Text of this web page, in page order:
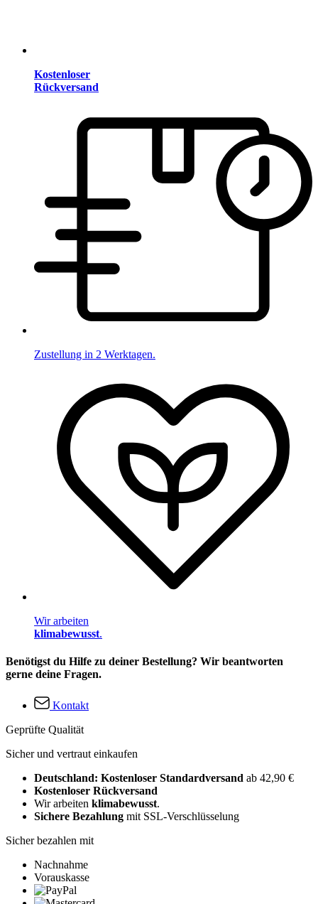
Kostenloser
Rückversand
Zustellung in 2 Werktagen.
Wir arbeiten
klimabewusst.
Benötigst du Hilfe zu deiner Bestellung? Wir beantworten
gerne deine Fragen.
Kontakt
Geprüfte Qualität
Sicher und vertraut einkaufen
Deutschland: Kostenloser Standardversand ab 42,90 €
Kostenloser Rückversand
Wir arbeiten klimabewusst.
Sichere Bezahlung mit SSL-Verschlüsselung
Sicher bezahlen mit
Nachnahme
Vorauskasse